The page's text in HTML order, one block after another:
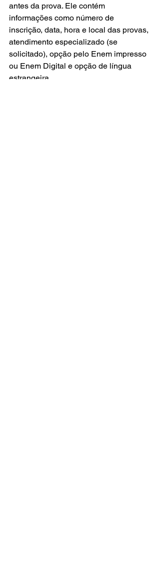
antes da prova. Ele contém
informações como número de
inscrição, data, hora e local das provas,
atendimento especializado (se
solicitado), opção pelo Enem impresso
ou Enem Digital e opção de língua
estrangeira.